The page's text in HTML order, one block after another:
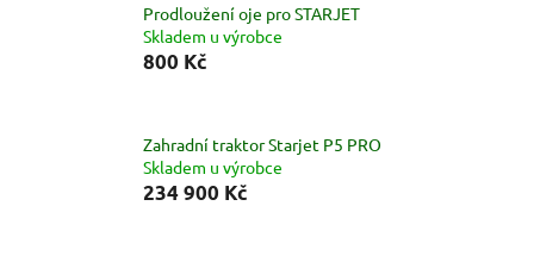
Prodloužení oje pro STARJET
Skladem u výrobce
800 Kč
Zahradní traktor Starjet P5 PRO
Skladem u výrobce
234 900 Kč